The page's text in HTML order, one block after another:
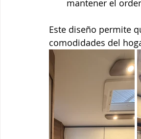
mantener el
Este diseño permite
comodidades del